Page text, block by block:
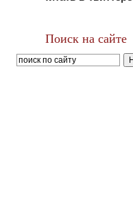
Поиск на сайте